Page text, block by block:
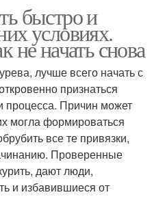
быстро и
условиях.
не начать снова
лучше всего начать с
признаться
процесса. Причин может
могла формироваться
все те привязки,
Проверенные
дают люди,
и избавившиеся от